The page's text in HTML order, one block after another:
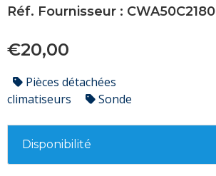
Réf. Fournisseur : CWA50C2180
€20,00
Pièces détachées
climatiseurs
Sonde
Disponibilité